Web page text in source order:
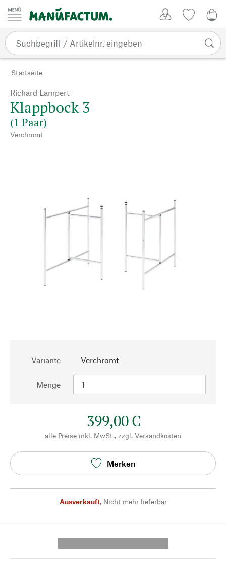
Zum Inhalt springen
Startseite
Richard Lampert
Klappbock 3
(1 Paar)
Verchromt
Variante Verchromt
Menge
399,00 €
alle Preise inkl. MwSt., zzgl. Versandkosten
Merken
Ausverkauft, Nicht mehr lieferbar